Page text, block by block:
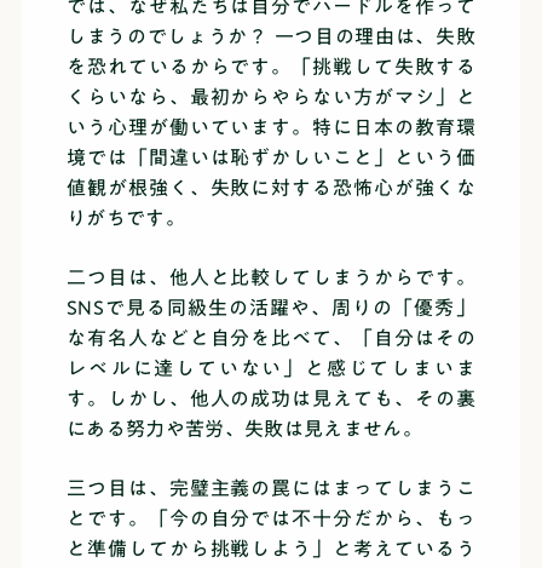
では、なぜ私たちは自分でハードルを作って
しまうのでしょうか？ 一つ目の理由は、失敗
を恐れているからです。「挑戦して失敗する
くらいなら、最初からやらない方がマシ」と
いう心理が働いています。特に日本の教育環
境では「間違いは恥ずかしいこと」という価
値観が根強く、失敗に対する恐怖心が強くな
りがちです。
二つ目は、他人と比較してしまうからです。
SNSで見る同級生の活躍や、周りの「優秀」
な有名人などと自分を比べて、「自分はその
レベルに達していない」と感じてしまいま
す。しかし、他人の成功は見えても、その裏
にある努力や苦労、失敗は見えません。
三つ目は、完璧主義の罠にはまってしまうこ
とです。「今の自分では不十分だから、もっ
と準備してから挑戦しよう」と考えているう